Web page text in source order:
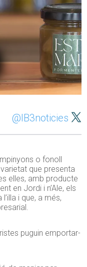
@IB3noticies
o fonoll
que presenta
elles, amb producte
en Jordi i n’Ale, els
i que, a més,
puguin emportar-